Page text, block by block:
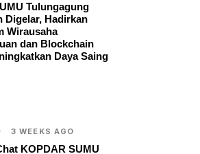
Tulungagung
Digelar, Hadirkan
Wirausaha
dan Blockchain
Daya Saing
3 WEEKS AGO
KOPDAR SUMU